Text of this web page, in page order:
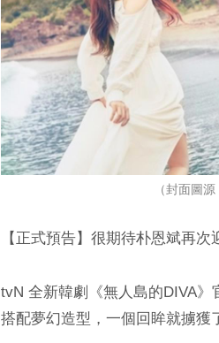
（封面圖
【正式預告】很期待朴恩斌再
tvN 全新韓劇《無人島的DIVA
搭配夢幻造型，一個回眸就擄獲